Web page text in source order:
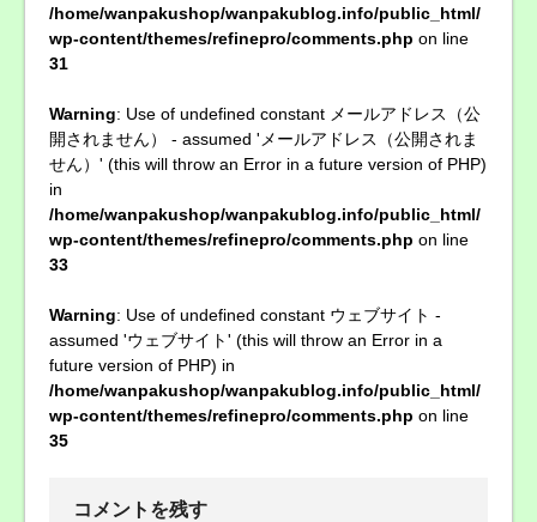
/home/wanpakushop/wanpakublog.info/public_html/
wp-content/themes/refinepro/comments.php on line
31
Warning: Use of undefined constant メールアドレス（公
開されません） - assumed 'メールアドレス（公開されま
せん）' (this will throw an Error in a future version of PHP)
in
/home/wanpakushop/wanpakublog.info/public_html/
wp-content/themes/refinepro/comments.php on line
33
Warning: Use of undefined constant ウェブサイト -
assumed 'ウェブサイト' (this will throw an Error in a
future version of PHP) in
/home/wanpakushop/wanpakublog.info/public_html/
wp-content/themes/refinepro/comments.php on line
35
コメントを残す